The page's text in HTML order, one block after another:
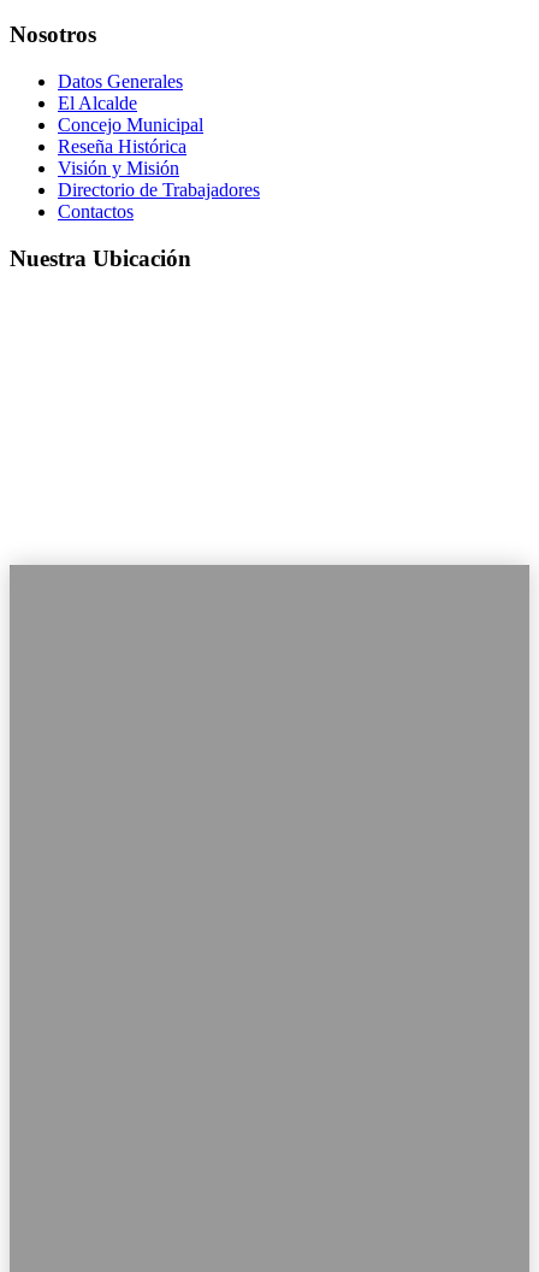
Nosotros
Datos Generales
El Alcalde
Concejo Municipal
Reseña Histórica
Visión y Misión
Directorio de Trabajadores
Contactos
Nuestra Ubicación